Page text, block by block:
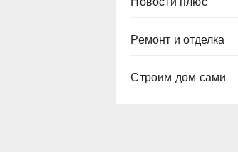
Ремонт и отделка
Строим дом сами